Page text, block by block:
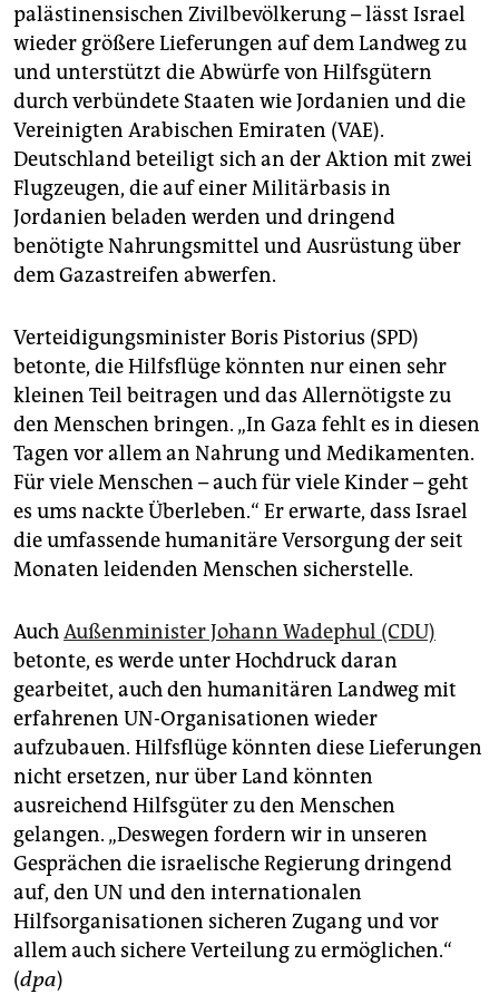
palästinensischen Zivilbevölkerung – lässt Israel
wieder größere Lieferungen auf dem Landweg zu
und unterstützt die Abwürfe von Hilfsgütern
durch verbündete Staaten wie Jordanien und die
Vereinigten Arabischen Emiraten (VAE).
Deutschland beteiligt sich an der Aktion mit zwei
Flugzeugen, die auf einer Militärbasis in
Jordanien beladen werden und dringend
benötigte Nahrungsmittel und Ausrüstung über
dem Gazastreifen abwerfen.
Verteidigungsminister Boris Pistorius (SPD)
betonte, die Hilfsflüge könnten nur einen sehr
kleinen Teil beitragen und das Allernötigste zu
den Menschen bringen. „In Gaza fehlt es in diesen
Tagen vor allem an Nahrung und Medikamenten.
Für viele Menschen – auch für viele Kinder – geht
es ums nackte Überleben.“ Er erwarte, dass Israel
die umfassende humanitäre Versorgung der seit
Monaten leidenden Menschen sicherstelle.
AuchAußenminister Johann Wadephul (CDU)
betonte, es werde unter Hochdruck daran
gearbeitet, auch den humanitären Landweg mit
erfahrenen UN-Organisationen wieder
aufzubauen. Hilfsflüge könnten diese Lieferungen
nicht ersetzen, nur über Land könnten
ausreichend Hilfsgüter zu den Menschen
gelangen. „Deswegen fordern wir in unseren
Gesprächen die israelische Regierung dringend
auf, den UN und den internationalen
Hilfsorganisationen sicheren Zugang und vor
allem auch sichere Verteilung zu ermöglichen.“
(dpa)